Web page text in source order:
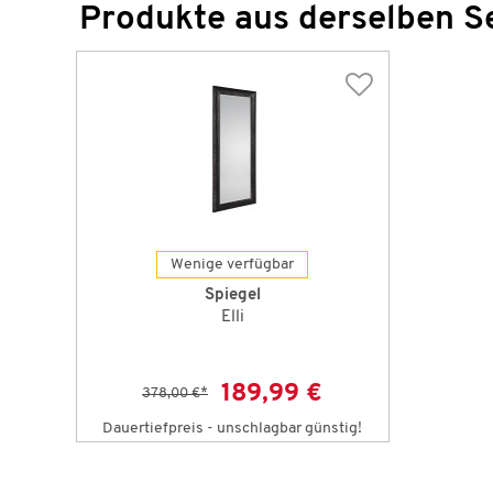
Produkte aus derselben
Wenige verfügbar
Spiegel
Elli
378,00 €* 189,99 €
Dauertiefpreis - unschlagbar günstig!